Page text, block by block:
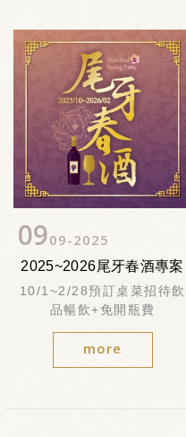
0909 2025
2025~2026尾牙春酒專案
10/1~2/28預訂桌菜招待飲
品暢飲+免開瓶費
more